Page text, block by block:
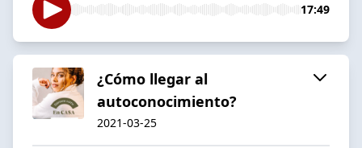
17:49
¿Cómo llegar al
autoconocimiento?
2021-03-25